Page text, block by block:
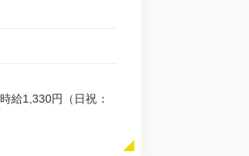
給1,330円（日祝：